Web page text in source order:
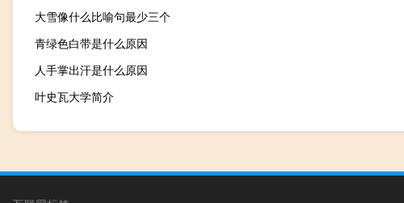
大雪像什么比喻句最少三个
青绿色白带是什么原因
人手掌出汗是什么原因
叶史瓦大学简介